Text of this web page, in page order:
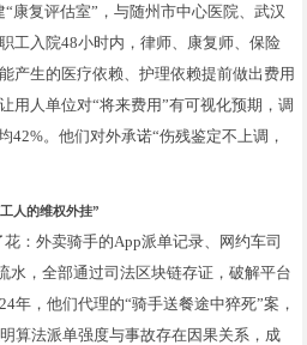
康复评估室”，与随州市中心医院、武汉
工入院48小时内，律师、康复师、保险
产生的医疗依赖、护理依赖提前做出费用
用人单位对“将来费用”有可视化预期，调
42%。他们对外承诺“伤残鉴定不上调，
人的维权外挂”
：外卖骑手的App派单记录、网约车司
水，全部通过司法区块链存证，破解平台
年，他们代理的“骑手送餐途中猝死”案，
算法派单强度与事故存在因果关系，成